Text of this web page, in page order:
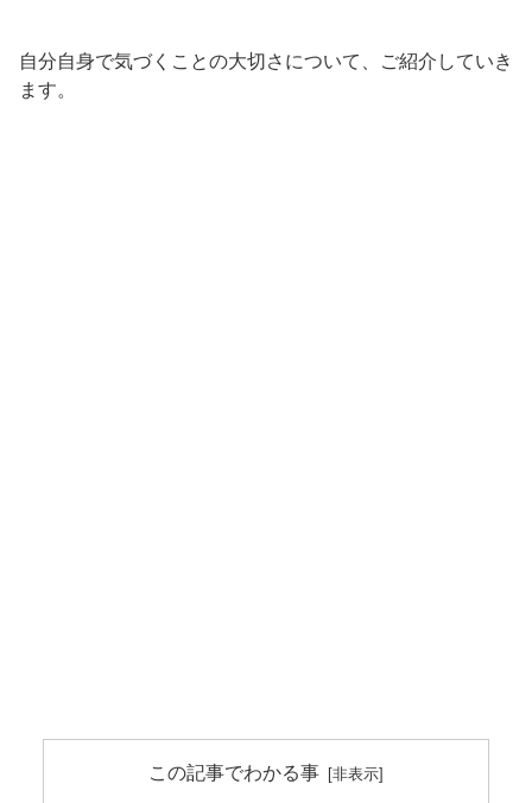
自分自身で気づくことの大切さについて、ご紹介していき
ます。
この記事でわかる事